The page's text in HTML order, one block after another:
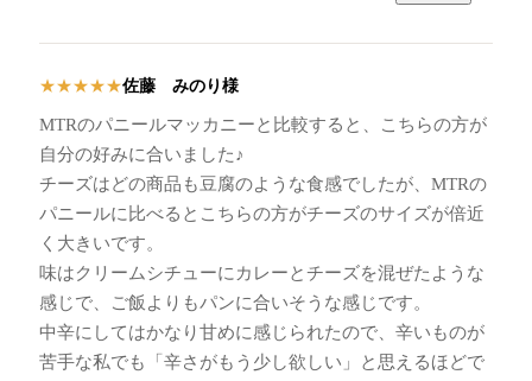
★★★★★佐藤 みのり様
MTRのパニールマッカニーと比較すると、こちらの方が
自分の好みに合いました♪
チーズはどの商品も豆腐のような食感でしたが、MTRの
パニールに比べるとこちらの方がチーズのサイズが倍近
く大きいです。
味はクリームシチューにカレーとチーズを混ぜたような
感じで、ご飯よりもパンに合いそうな感じです。
中辛にしてはかなり甘めに感じられたので、辛いものが
苦手な私でも「辛さがもう少し欲しい」と思えるほどで